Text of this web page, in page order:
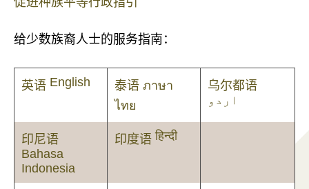
给少数族裔人士的服务指南：
英语 English 泰语 ภาษา
ไทย
乌尔都语
اردو
印尼语
Bahasa
Indonesia
印度语 हिन्दी